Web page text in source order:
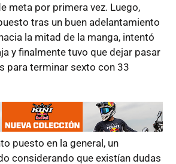
meta por primera vez. Luego,
tras un buen adelantamiento
la mitad de la manga, intentó
y finalmente tuvo que dejar pasar
para terminar sexto con 33
puesto en la general, un
considerando que existían dudas